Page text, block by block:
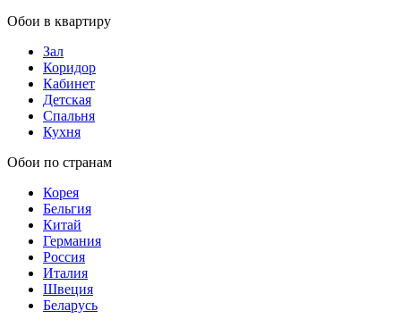
Обои в квартиру
Зал
Коридор
Кабинет
Детская
Спальня
Кухня
Обои по странам
Корея
Бельгия
Китай
Германия
Россия
Италия
Швеция
Беларусь